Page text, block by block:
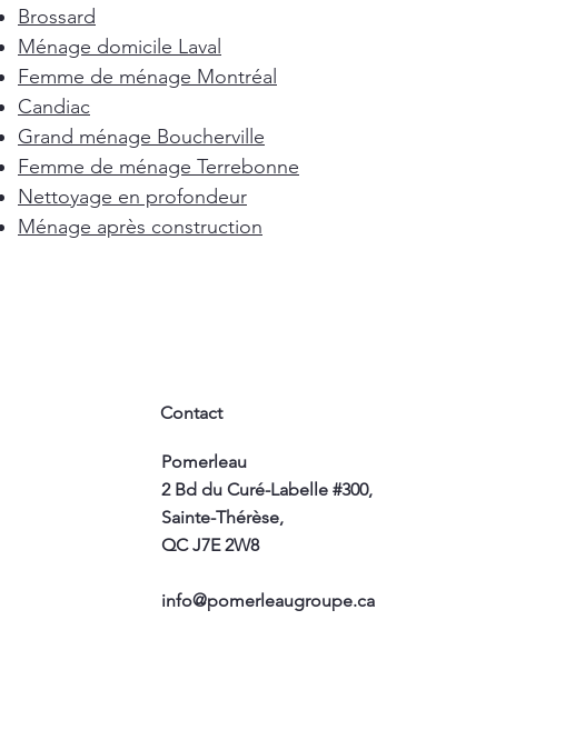
Brossard
Ménage domicile Laval
Femme de ménage Montréal
Candiac
Grand ménage Boucherville
Femme de ménage Terrebonne
Nettoyage en profondeur
Ménage après construction
Contact
Pomerleau
2 Bd du Curé-Labelle #300,
Sainte-Thérèse,
QC J7E 2W8
info@pomerleaugroupe.ca